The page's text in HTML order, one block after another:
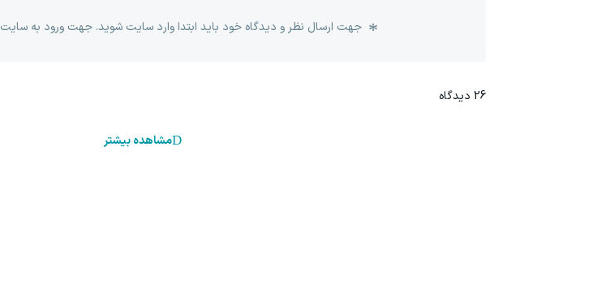
جهت ارسال نظر و دیدگاه خود باید ابتدا وارد سایت شوید. جهت ورود به سایت
26 دیدگاه
مشاهده بیشتر